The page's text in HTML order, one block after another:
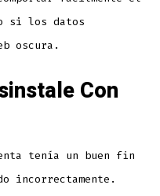
si los datos
oscura.
Con
tenía un buen fin
incorrectamente.